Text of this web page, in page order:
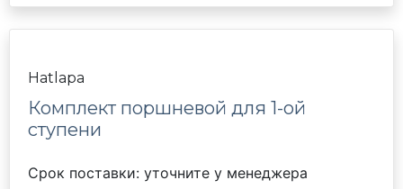
Hatlapa
Комплект поршневой для 1-ой
ступени
Срок поставки: уточните у менеджера